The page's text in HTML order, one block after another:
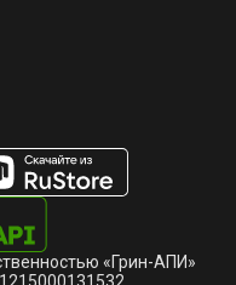
«Грин-АПИ»